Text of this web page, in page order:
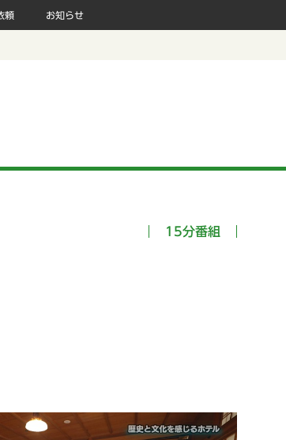
頼 お知らせ
15分番組